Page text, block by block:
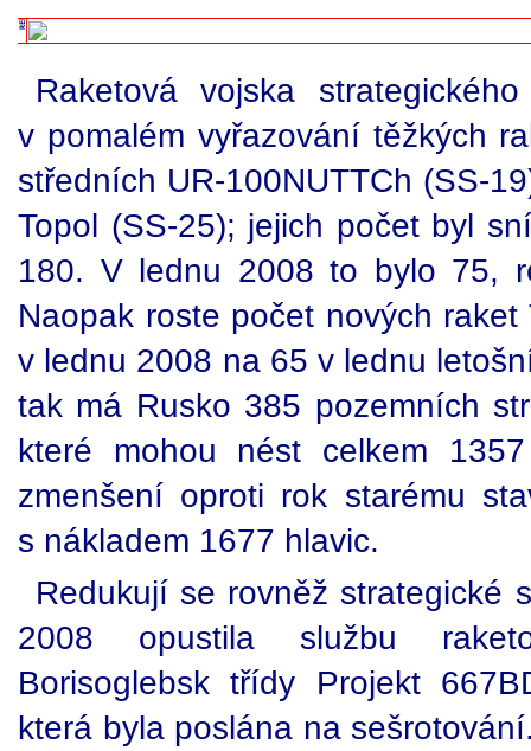
Raketová vojska
v pomalém vyřazování těžkých
středních UR-100NUTTCh (SS-
Topol (SS-25); jejich počet byl
180. V lednu 2008 to bylo 75,
Naopak roste počet nových
v lednu 2008 na 65 v lednu
tak má Rusko 385 pozemních
které mohou nést celkem
zmenšení oproti rok starému
s nákladem 1677 hlavic.
Redukují se rovněž strategické
2008 opustila službu
Borisoglebsk třídy Projekt
která byla poslána na